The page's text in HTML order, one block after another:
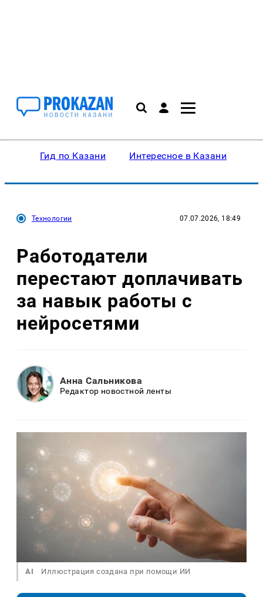
Гид по Казани Интересное в Казани
Технологии 07.07.2026, 18:49
Работодатели
перестают доплачивать
за навык работы с
нейросетями
Анна Сальникова
Редактор новостной ленты
AI Иллюстрация создана при помощи ИИ